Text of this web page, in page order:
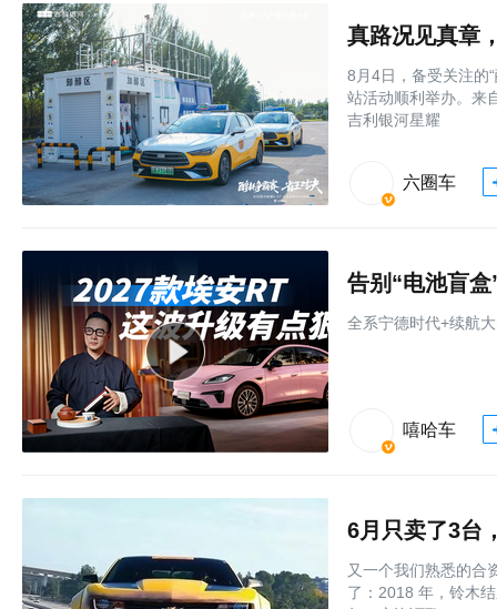
8月4日，备受关注的
站活动顺利举办。来
吉利银河星耀
六圈车
全系宁德时代+续航
嘻哈车
6月只卖了3台
又一个我们熟悉的合
了：2018 年，铃木